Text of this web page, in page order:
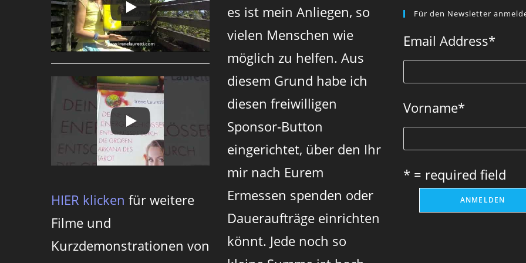
HIER klicken für weitere
Filme und
Kurzdemonstrationen von
es ist mein Anliegen, so
vielen Menschen wie
möglich zu helfen. Aus
diesem Grund habe ich
diesen freiwilligen
Sponsor-Button
eingerichtet, über den Ihr
mir nach Eurem
Ermessen spenden oder
Daueraufträge einrichten
könnt. Jede noch so
in
new
tab
in
new
tab
in
new
tab
Für den Newsletter
Email Address*
Vorname*
* = required field